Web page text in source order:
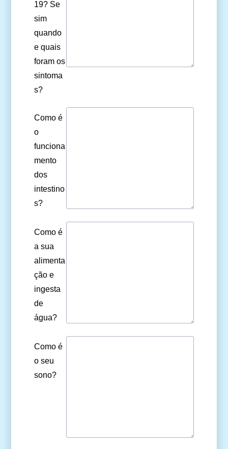
19? Se
sim
quando
e quais
foram os
sintoma
s?
Como é
o
funciona
mento
dos
intestino
s?
Como é
a sua
alimenta
ção e
ingesta
de
água?
Como é
o seu
sono?